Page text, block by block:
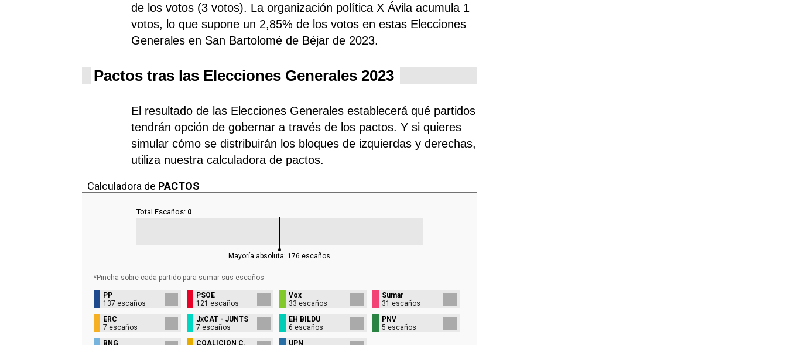
de los votos (3 votos). La organización política X Ávila acumula 1
votos, lo que supone un 2,85% de los votos en estas Elecciones
Generales en San Bartolomé de Béjar de 2023.
Pactos tras las Elecciones Generales 2023
El resultado de las Elecciones Generales establecerá qué partidos
tendrán opción de gobernar a través de los pactos. Y si quieres
simular cómo se distribuirán los bloques de izquierdas y derechas,
utiliza nuestra calculadora de pactos.
Calculadora de PACTOS
Total Escaños: 0
Mayoría absoluta:176 escaños
*Pincha sobre cada partido para sumar sus escaños
PP
137 escaños
PSOE
121 escaños
Vox
33 escaños
Sumar
31 escaños
ERC
7 escaños
JxCAT - JUNTS
7 escaños
EH BILDU
6 escaños
PNV
5 escaños
BNG
COALICIÓN C. UPN